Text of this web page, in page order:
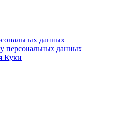
данных
персональных данных
Куки